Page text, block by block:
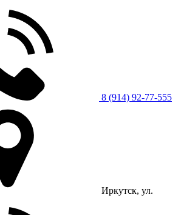
8 (914) 92-77-555
Иркутск, ул.